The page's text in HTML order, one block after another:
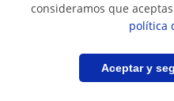
Guardar búsqueda
Clases de español
consideramos que
política
Aceptar y